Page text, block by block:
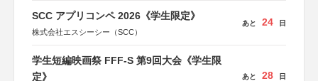
SCC アプリコンペ 2026《学生限定》
株式会社エスシーシー（SCC）
あと 24 日
学生短編映画祭 FFF-S 第9回大会《学生限
定》
あと 28 日